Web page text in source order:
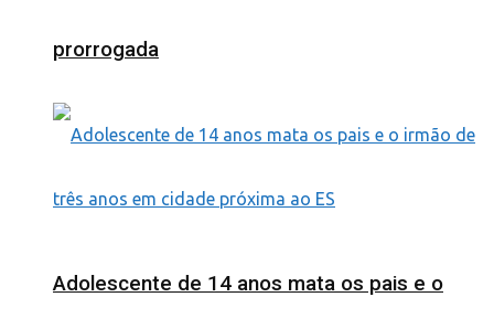
prorrogada
Adolescente de 14 anos mata os pais e o